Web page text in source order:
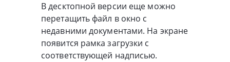
В десктопной версии еще можно
перетащить файл в окно с
недавними документами. На экране
появится рамка загрузки с
соответствующей надписью.